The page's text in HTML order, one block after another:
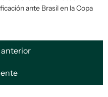
ante Brasil en la Copa